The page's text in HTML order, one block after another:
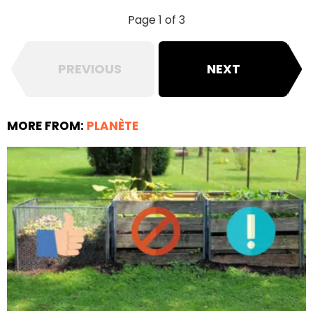
Page 1 of 3
PREVIOUS NEXT
MORE FROM: PLANÈTE